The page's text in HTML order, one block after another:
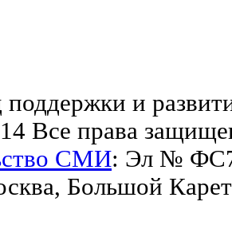
и
Все права
СМИ: Эл №
Большой